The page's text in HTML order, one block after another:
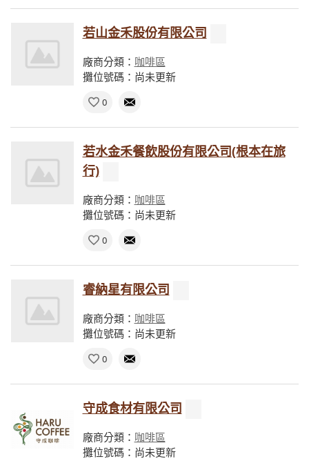
若山金禾股份有限公司
廠商分類： 咖啡區
攤位號碼：尚未更新
0
若水金禾餐飲股份有限公司(根本在旅
行)
廠商分類： 咖啡區
攤位號碼：尚未更新
0
睿納星有限公司
廠商分類： 咖啡區
攤位號碼：尚未更新
0
守成食材有限公司
廠商分類： 咖啡區
攤位號碼：尚未更新